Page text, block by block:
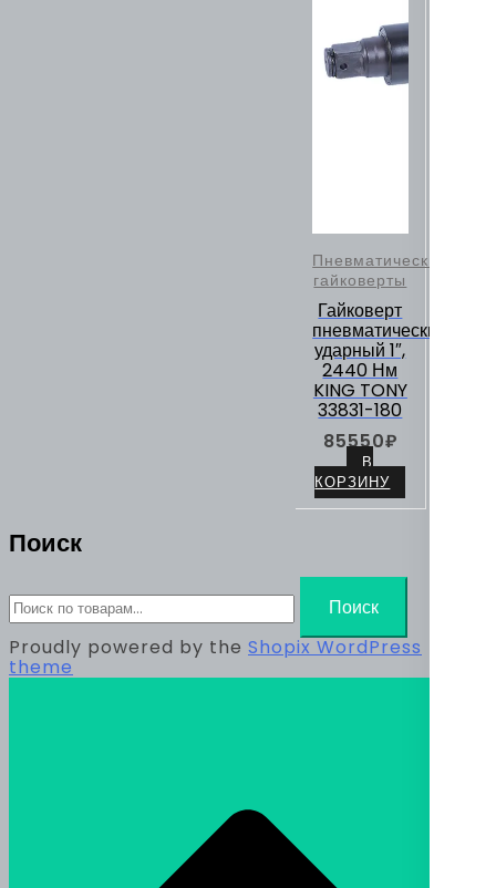
Пневматические
гайковерты
Гайковерт
пневматический
ударный 1″,
2440 Нм
KING TONY
33831-180
85550₽
В
КОРЗИНУ
Поиск
Поиск
Proudly powered by the Shopix WordPress
theme